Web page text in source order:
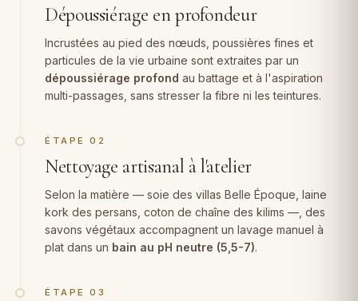
Dépoussiérage en profondeur
Incrustées au pied des nœuds, poussières fines et
particules de la vie urbaine sont extraites par un
dépoussiérage profond au battage et à l'aspiration
multi-passages, sans stresser la fibre ni les teintures.
ÉTAPE 02
Nettoyage artisanal à l'atelier
Selon la matière — soie des villas Belle Époque, laine
kork des persans, coton de chaîne des kilims —, des
savons végétaux accompagnent un lavage manuel à
plat dans un bain au pH neutre (5,5-7).
ÉTAPE 03